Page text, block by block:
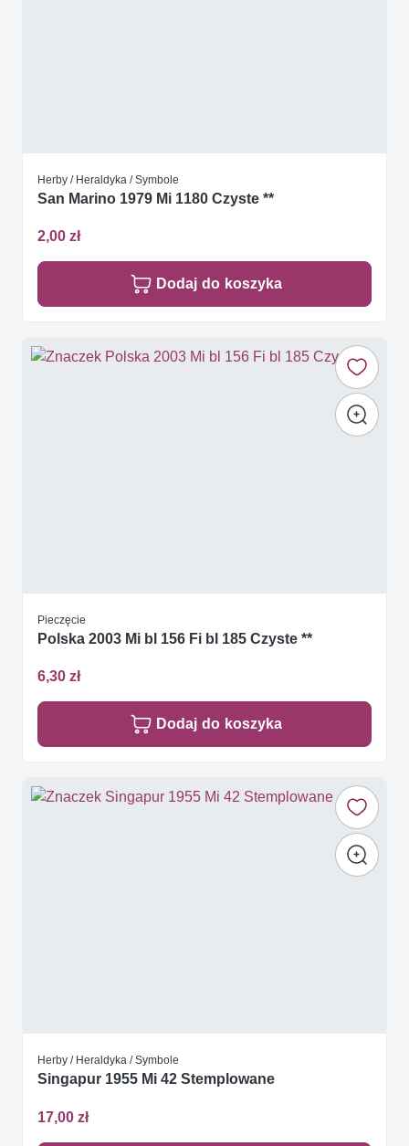
Herby / Heraldyka / Symbole
San Marino 1979 Mi 1180 Czyste **
2,00 zł
Dodaj do koszyka
Pieczęcie
Polska 2003 Mi bl 156 Fi bl 185 Czyste **
6,30 zł
Dodaj do koszyka
Herby / Heraldyka / Symbole
Singapur 1955 Mi 42 Stemplowane
17,00 zł